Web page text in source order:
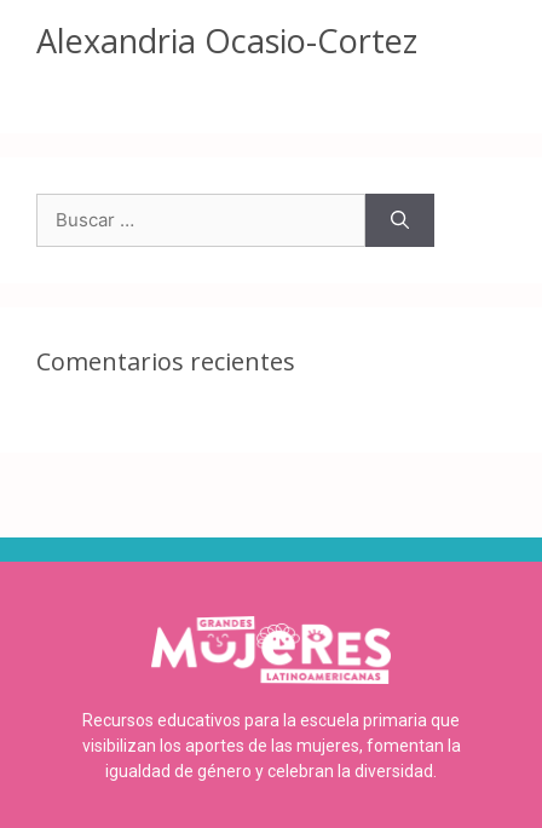
Alexandria Ocasio-Cortez
Comentarios recientes
Recursos educativos para la escuela primaria que
visibilizan los aportes de las mujeres, fomentan la
igualdad de género y celebran la diversidad.